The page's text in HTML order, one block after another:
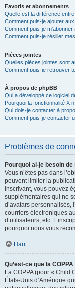
Favoris et abonnements
Quelle est la différence
Comment puis-je ajouter
Comment puis-je
Comment puis-je résilier
Pièces jointes
Quelles pièces jointes sont
Comment puis-je retrouver
À propos de phpBB
Qui a développé ce logiciel
Pourquoi la fonctionnalité X
Qui dois-je contacter à
Comment puis-je contacter
Problèmes de
Pourquoi ai-je besoin de
Vous n’êtes pas dans
peuvent limiter la
inscrivant, vous pouvez
supplémentaires qui ne
d’avatars personnalisés,
courriers électroniques
d’utilisateurs, etc.
pourquoi nous vous
Haut
Qu’est-ce que la COPPA
La COPPA (pour « Child
États-Unis d’Amérique